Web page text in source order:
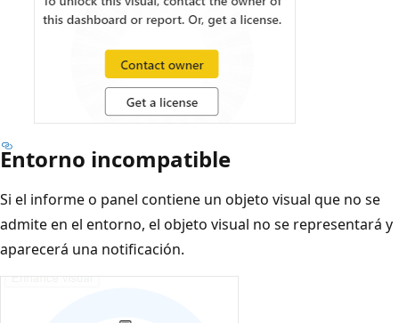
Entorno incompatible
Si el informe o panel contiene un objeto visual que no se
admite en el entorno, el objeto visual no se representará y
aparecerá una notificación.